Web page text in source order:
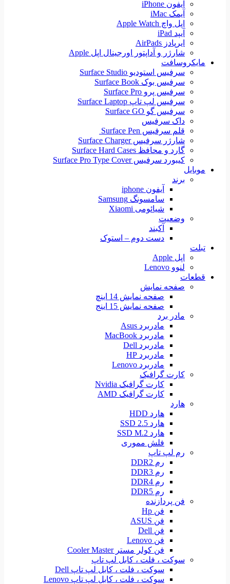
آیفون iPhone
آیمک iMac
اپل واچ Apple Watch
آیپد iPad
ایرپادز AirPads
شارژر و آداپتور اورجینال اپل Apple
مایکروسافت
سرفیس استودیو Surface Studio
سرفیس بوک Surface Book
سرفیس پرو Surface Pro
سرفیس لپ تاپ Surface Laptop
سرفیس گو Surface GO
داک سرفیس
قلم سرفیس Surface Pen
شارژر سرفیس Surface Charger
گارد و محافظ Surface Hard Cases
کیبورد سرفیس Surface Pro Type Cover
موبایل
برند
آیفون iphone
سامسونگ Samsung
شیائومی Xiaomi
وضعیت
آکبند
دست دوم – استوک
تبلت
اپل Apple
لنوو Lenovo
قطعات
صفحه نمایش
صفحه نمایش 14 اینچ
صفحه نمایش 15 اینج
مادر برد
مادربرد Asus
مادربرد MacBook
مادربرد Dell
مادربرد HP
مادربرد Lenovo
کارت گرافیک
کارت گرافیک Nvidia
کارت گرافیک AMD
هارد
هارد HDD
هارد SSD 2.5
هارد SSD M.2
فلش مموری
رم لپ تاپ
رم DDR2
رم DDR3
رم DDR4
رم DDR5
فن پردازنده
فن Hp
فن ASUS
فن Dell
فن Lenovo
فن کولر مستر Cooler Master
سوکت ، فلت ، کابل لپ تاپ
سوکت ، فلت ، کابل لپ تاپ Dell
سوکت ، فلت ، کابل لپ تاپ Lenovo